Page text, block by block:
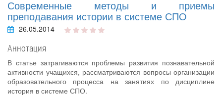
Современные методы и приемы
преподавания истории в системе СПО
26.05.2014
Аннотация
В статье затрагиваются проблемы развития познавательной
активности учащихся, рассматриваются вопросы организации
образовательного процесса на занятиях по дисциплине
история в системе СПО.